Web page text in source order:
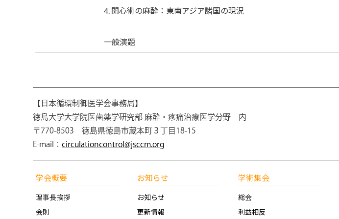
4. 開心術の麻酔：東南アジア諸国の現況
一般演題
【日本循環制御医学会事務局】
徳島大学大学院医歯薬学研究部 麻酔・疼痛治療医学分野 内
〒770-8503 徳島県徳島市蔵本町３丁目18-15
E-mail：circulationcontrol@jsccm.org
学会概要
理事長挨拶
会則
お知らせ
お知らせ
更新情報
学術集会
総会
利益相反